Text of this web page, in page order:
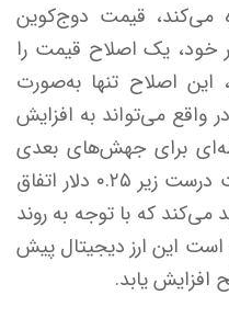
می‌کند، قیمت دوج‌کوین
خود، یک اصلاح قیمت را
این اصلاح تنها به‌صورت
می‌تواند به افزایش
برای جهش‌های بعدی
عمل کند. این اصلاح ممکن است درست زیر ۰.۲۵ دلار اتفاق
می‌کند که با توجه به روند
این ارز دیجیتال پیش
افزایش یابد.